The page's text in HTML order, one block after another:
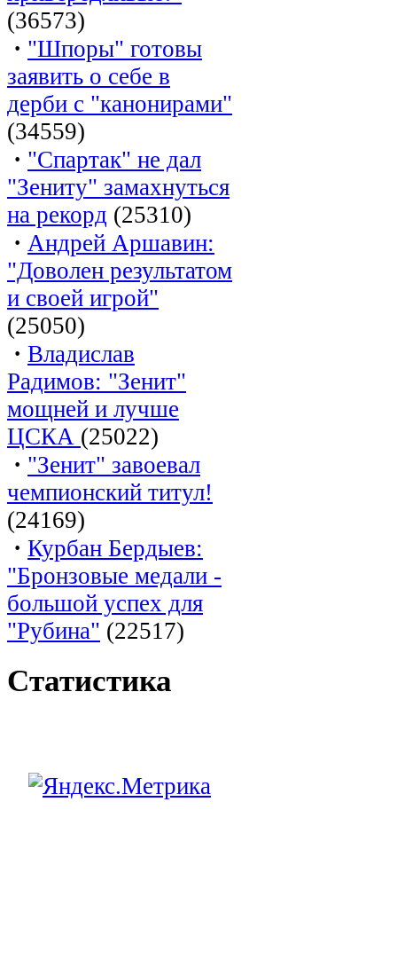
(36573)
· "Шпоры" готовы
заявить о себе в
дерби с "канонирами"
(34559)
· "Спартак" не дал
"Зениту" замахнуться
на рекорд (25310)
· Андрей Аршавин:
"Доволен результатом
и своей игрой"
(25050)
· Владислав
Радимов: "Зенит"
мощней и лучше
ЦСКА (25022)
· "Зенит" завоевал
чемпионский титул!
(24169)
· Курбан Бердыев:
"Бронзовые медали -
большой успех для
"Рубина" (22517)
Статистика